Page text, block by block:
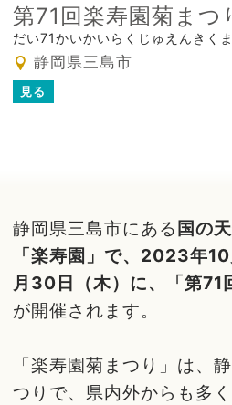
第71回楽寿園菊まつ
だい71かいかいらくじゅえんきく
静岡県三島市
見る
静岡県三島市にある国の
「楽寿園」で、2023年
月30日（木）に、「第71
が開催されます。
「楽寿園菊まつり」は、
つりで、県内外からも多